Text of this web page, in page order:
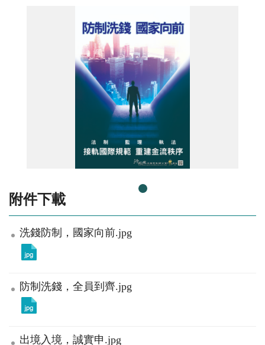
附件下載
洗錢防制，國家向前.jpg
防制洗錢，全員到齊.jpg
出境入境，誠實申.jpg